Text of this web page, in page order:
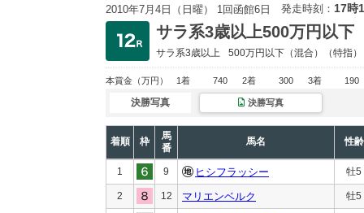
2010年7月4日（日曜） 1回函館6日 発走時刻： 17時
サラ系3歳以上500万円以下
サラ系3歳以上 500万円以下 （混合）（特指）
本賞金 （万円） 1着 740 2着 300 3着 190
決勝写真 決勝写真
着順 枠
馬
番
馬名 性齢
1 9 ヒシフラッシー 牡5
2 12 マリエンベルク 牡5